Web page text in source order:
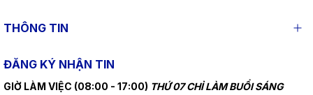
THÔNG TIN
ĐĂNG KÝ NHẬN TIN
GIỜ LÀM VIỆC (08:00 - 17:00) THỨ 07 CHỈ LÀM BUỔI SÁNG